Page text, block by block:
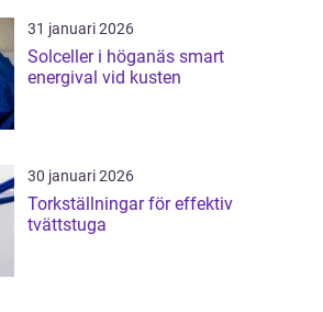
31 januari 2026
Solceller i höganäs smart
energival vid kusten
30 januari 2026
Torkställningar för effektiv
tvättstuga